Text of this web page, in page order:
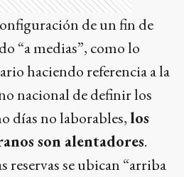
de un fin de
“a medias”, como lo
haciendo referencia a la
nacional de definir los
días no laborables,los
son alentadores.
reservas se ubican “arriba